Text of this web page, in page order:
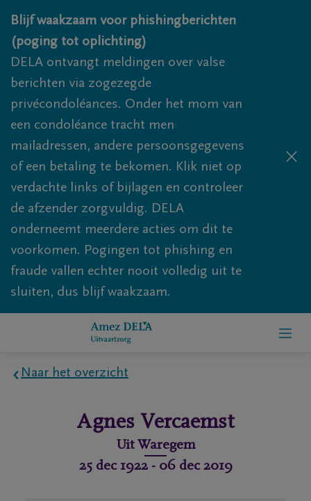
Overslaan en naar inhoud gaan
Blijf waakzaam voor phishingberichten
(poging tot oplichting)
DELA ontvangt meldingen over valse
berichten via zogezegde
privécondoléances. Onder het mom van
een condoléance tracht men
mailadressen, andere persoonsgegevens
of een betaling te bekomen. Klik niet op
verdachte links of bijlagen en controleer
de afzender zorgvuldig. DELA
onderneemt meerdere acties om dit te
voorkomen. Pogingen tot phishing en
fraude vallen echter nooit volledig uit te
sluiten, dus blijf waakzaam.
Naar het overzicht
Agnes Vercaemst
Uit Waregem
25 dec 1922- 06 dec 2019